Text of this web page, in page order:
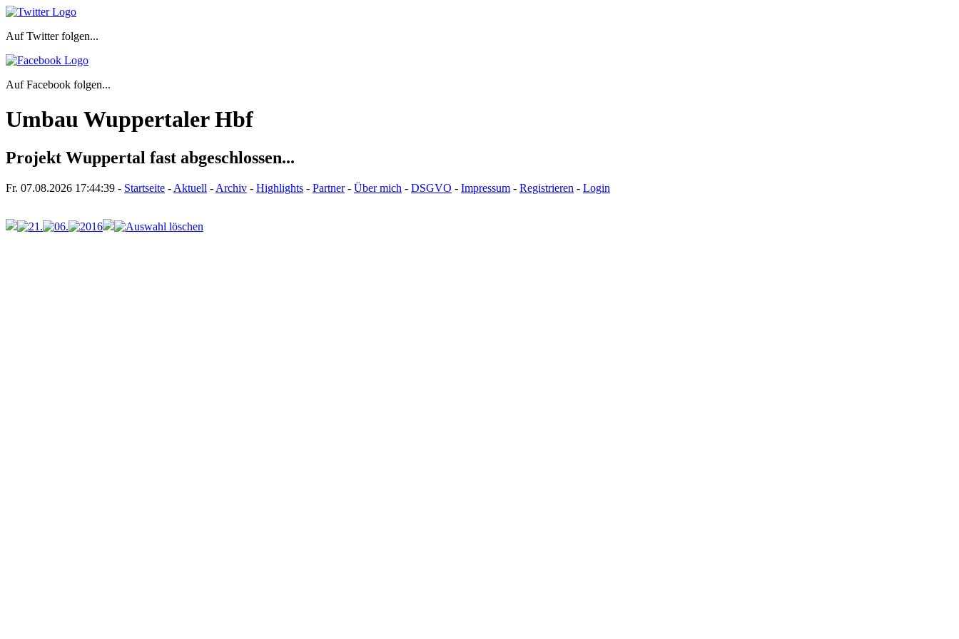
Auf Twitter folgen...
Auf Facebook folgen...
Umbau Wuppertaler Hbf
Projekt Wuppertal fast abgeschlossen...
Fr. 07.08.2026 17:44:39 - Startseite - Aktuell - Archiv - Highlights - Partner- Über mich - DSGVO - Impressum - Registrieren - Login